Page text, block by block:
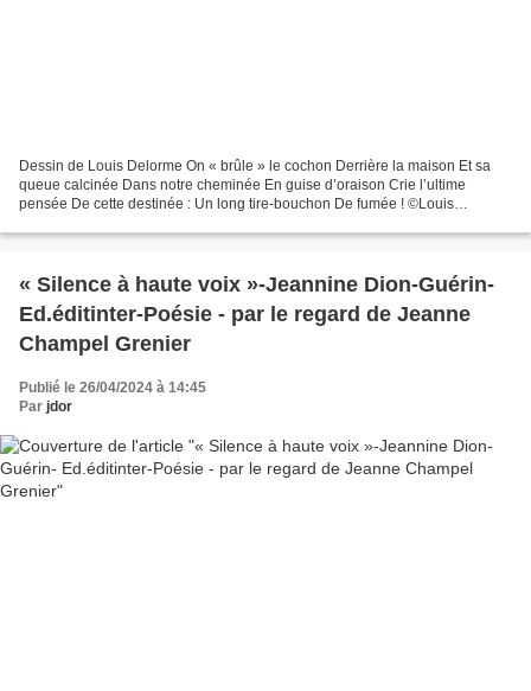
Dessin de Louis Delorme On « brûle » le cochon Derrière la maison Et sa
queue calcinée Dans notre cheminée En guise d’oraison Crie l’ultime
pensée De cette destinée : Un long tire-bouchon De fumée ! ©Louis
« Silence à haute voix »-Jeannine Dion-Guérin-
Ed.éditinter-Poésie - par le regard de Jeanne
Champel Grenier
Publié le 26/04/2024 à 14:45
Par jdor